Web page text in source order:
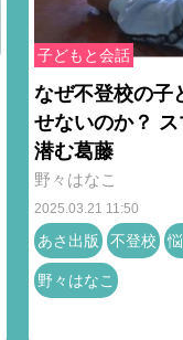
子どもと会話
なぜ不登校の子
せないのか？
潜む葛藤
野々はなこ
2025.03.21 11:50
あさ出版 不登校
野々はなこ